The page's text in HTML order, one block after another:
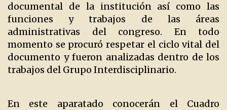
documental de la institución así como las
funciones y trabajos de las áreas
administrativas del congreso. En todo
momento se procuró respetar el ciclo vital del
documento y fueron analizadas dentro de los
trabajos del Grupo Interdisciplinario.
En este aparatado conocerán el Cuadro